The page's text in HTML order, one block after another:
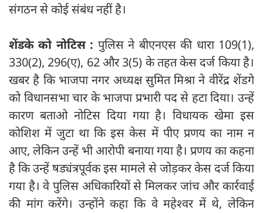
संगठन से कोई संबंध नहीं है।
शेंडके को नोटिस : पुलिस ने बीएनएस की धारा 109(1),
330(2), 296(ए), 62 और 3(5) के तहत केस दर्ज किया है।
खबर है कि भाजपा नगर अध्यक्ष सुमित मिश्रा ने वीरेंद्र शेंडगे
को विधानसभा चार के भाजपा प्रभारी पद से हटा दिया। उन्‍हें
कारण बताओ नोटिस दिया गया है। विधायक खेमा इस
कोशिश में जुटा था कि इस केस में पीए प्रणय का नाम न
आए, लेकिन उन्हें भी आरोपी बनाया गया है। प्रणय का कहना
है कि उन्हें षड्यंत्रपूर्वक इस मामले से जोड़कर केस दर्ज किया
गया है। वे पुलिस अधिकारियों से मिलकर जांच और कार्रवाई
की मांग करेंगे। उन्होंने कहा कि वे महेश्वर में थे, लेकिन